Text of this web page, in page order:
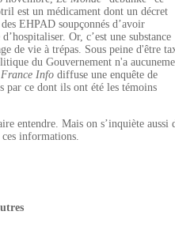
est un médicament dont un décret
EHPAD soupçonnés d’avoir
Or, c’est une substance
de vie à trépas. Sous peine d'être
du Gouvernement n'a
France Info diffuse une enquête de
par ce dont ils ont été les témoins
entendre. Mais on s’inquiète aussi
ces informations.